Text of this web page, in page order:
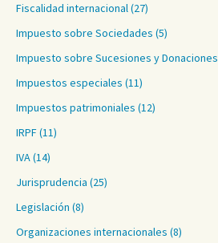
Fiscalidad internacional(27)
Impuesto sobre Sociedades (5)
Impuesto sobre Sucesiones y Donaciones
Impuestos especiales (11)
Impuestos patrimoniales (12)
IRPF(11)
IVA(14)
Jurisprudencia (25)
Legislación (8)
Organizaciones internacionales (8)